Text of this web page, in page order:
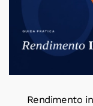
Rendimento